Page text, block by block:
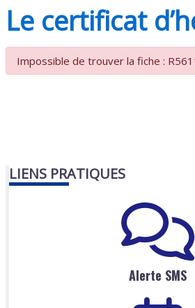
Le certificat
Impossible de trouver la fiche :
LIENS PRATIQUES
Alerte SMS